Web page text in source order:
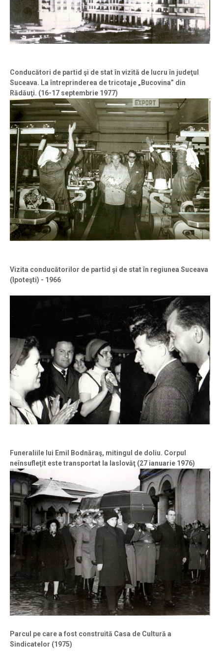
Conducători de partid şi de stat în vizită de lucru în judeţul
Suceava. La întreprinderea de tricotaje „Bucovina” din
Rădăuţi. (16-17 septembrie 1977)
Vizita conducătorilor de partid şi de stat în regiunea Suceava
(Ipoteşti) - 1966
Funeraliile lui Emil Bodnăraş, mitingul de doliu. Corpul
neînsufleţit este transportat la Iaslovăţ (27 ianuarie 1976)
Parcul pe care a fost construită Casa de Cultură a
Sindicatelor (1975)